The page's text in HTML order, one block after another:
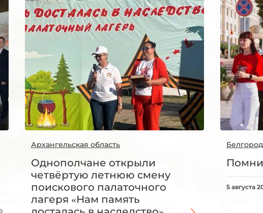
Архангельская область
Однополчане открыли
четвёртую летнюю смену
поискового палаточного
лагеря «Нам память
5 августа